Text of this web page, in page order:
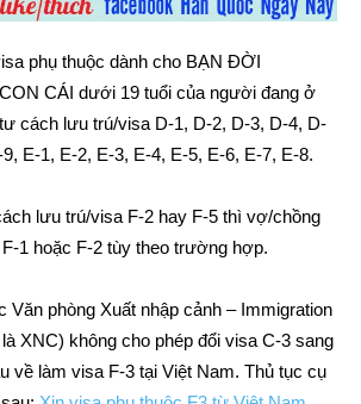
phụ thuộc dành cho BẠN ĐỜI
CÁI dưới 19 tuổi của người đang ở
cách lưu trú/visa D-1, D-2, D-3, D-4, D-
E-1, E-2, E-3, E-4, E-5, E-6, E-7, E-8.
lưu trú/visa F-2 hay F-5 thì vợ/chồng
1 hoặc F-2 tùy theo trường hợp.
Văn phòng Xuất nhập cảnh – Immigration
XNC) không cho phép đổi visa C-3 sang
về làm visa F-3 tại Việt Nam. Thủ tục cụ